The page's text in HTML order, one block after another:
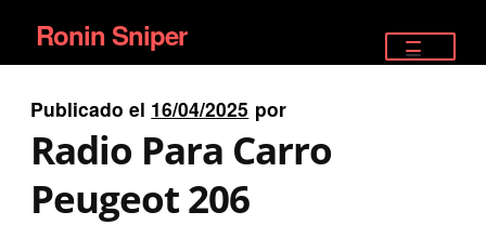
Ir
a
la
navegación
Ir
al
contenido
Ronin Sniper
EQUIPAMIENTO ÉLITE
Publicado el 16/04/2025 por
Radio Para Carro
Peugeot 206